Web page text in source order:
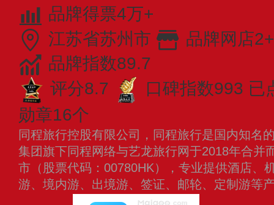
品牌得票4万+
江苏省苏州市
品牌网店2+
品牌指数89.7
评分8.7
口碑指数993 已
勋章16个
同程旅行控股有限公司，同程旅行是国内知名
集团旗下同程网络与艺龙旅行网于2018年合并
市（股票代码：00780HK），专业提供酒店、
游、境内游、出境游、签证、邮轮、定制游等